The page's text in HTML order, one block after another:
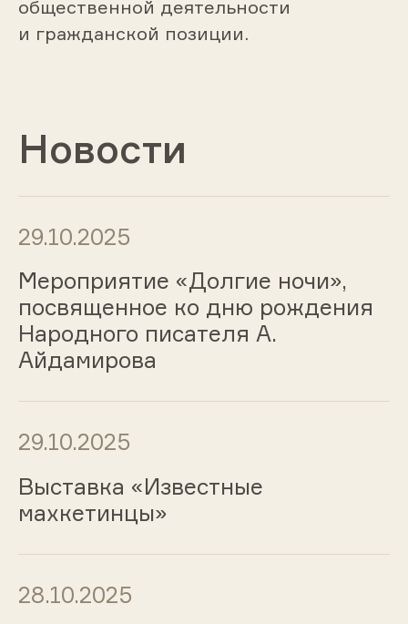
общественной деятельности
и гражданской позиции.
Новости
29.10.2025
Мероприятие «Долгие ночи»,
посвященное ко дню рождения
Народного писателя А.
Айдамирова
29.10.2025
Выставка «Известные
махкетинцы»
28.10.2025